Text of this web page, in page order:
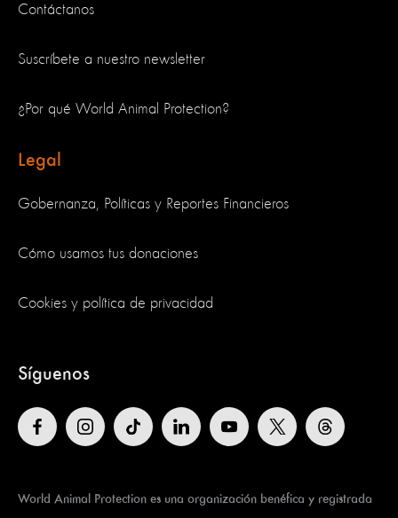
Contáctanos
Suscríbete a nuestro newsletter
¿Por qué World Animal Protection?
Legal
Gobernanza, Políticas y Reportes Financieros
Cómo usamos tus donaciones
Cookies y política de privacidad
Síguenos
World Animal Protection es una organización benéfica y registrada